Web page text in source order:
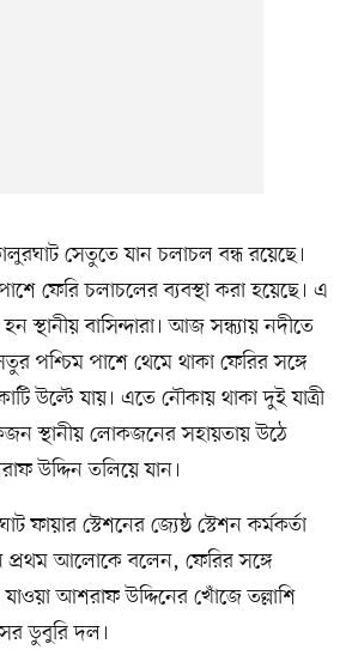
সেতুতে যান চলাচল বন্ধ রয়েছে।
ফেরি চলাচলের ব্যবস্থা করা হয়েছে। এ
স্থানীয় বাসিন্দারা। আজ সন্ধ্যায় নদীতে
পশ্চিম পাশে থেমে থাকা ফেরির সঙ্গে
উল্টে যায়। এতে নৌকায় থাকা দুই যাত্রী
স্থানীয় লোকজনের সহায়তায় উঠে
উদ্দিন তলিয়ে যান।
ফায়ার স্টেশনের জ্যেষ্ঠ স্টেশন কর্মকর্তা
প্রথম আলোকে বলেন, ফেরির সঙ্গে
যাওয়া আশরাফ উদ্দিনের খোঁজে তল্লাশি
ডুবুরি দল।